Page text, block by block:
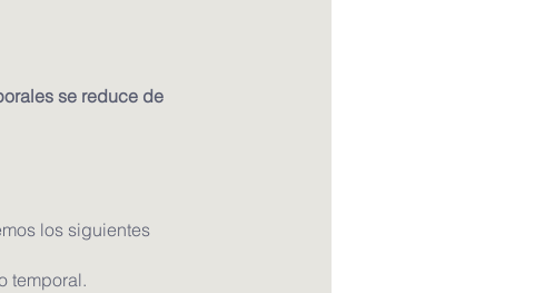
se reduce de
los siguientes
temporal.